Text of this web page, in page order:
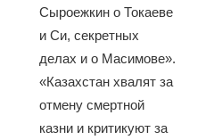
Сыроежкин о Токаеве
и Си, секретных
делах и о Масимове».
«Казахстан хвалят за
отмену смертной
казни и критикуют за